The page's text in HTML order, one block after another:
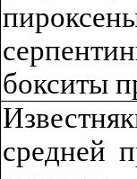
пироксе
бокситы
средней